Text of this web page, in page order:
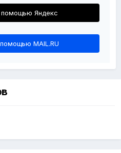
помощью Яндекс
MAIL.RU